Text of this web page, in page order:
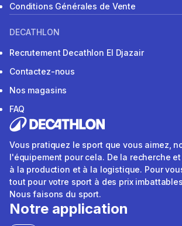
Conditions Générales de Vente
DECATHLON
Recrutement Decathlon El Djazair
Contactez-nous
Nos magasins
FAQ
Vous pratiquez le sport que vous aimez,
l'équipement pour cela. De la recherche
à la production et à la logistique. Pour
tout pour votre sport à des prix
Nous faisons du sport.
Notre application